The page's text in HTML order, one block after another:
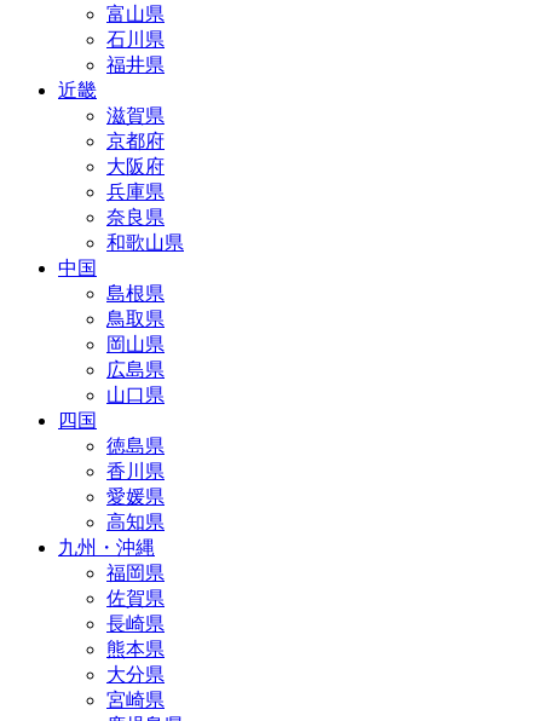
富山県
石川県
福井県
近畿
滋賀県
京都府
大阪府
兵庫県
奈良県
和歌山県
中国
島根県
鳥取県
岡山県
広島県
山口県
四国
徳島県
香川県
愛媛県
高知県
九州・沖縄
福岡県
佐賀県
長崎県
熊本県
大分県
宮崎県